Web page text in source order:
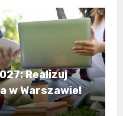
Realizuj
w Warszawie!